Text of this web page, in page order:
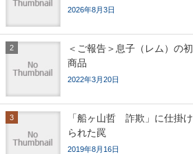
2026年8月3日
＜ご報告＞息子（レム）の初
商品
2022年3月20日
「船ヶ山哲 詐欺」に仕掛け
られた罠
2019年8月16日